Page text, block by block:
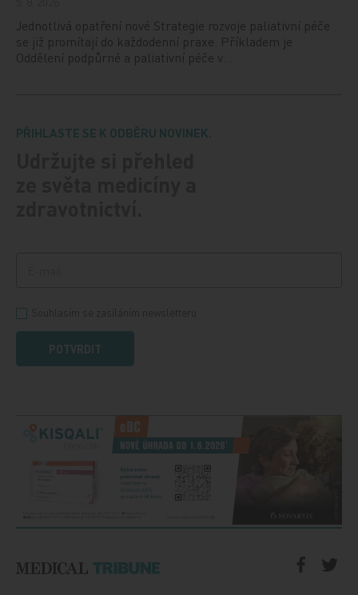
Jednotlivá opatření nové Strategie rozvoje paliativní péče
se již promítají do každodenní praxe. Příkladem je
Oddělení podpůrné a paliativní péče v…
PŘIHLASTE SE K ODBĚRU NOVINEK.
POTVRDIT